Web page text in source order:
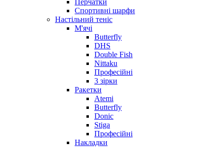
Перчатки
Спортивні шарфи
Настільний теніс
М'ячі
Butterfly
DHS
Double Fish
Nittaku
Професійні
3 зірки
Ракетки
Atemi
Butterfly
Donic
Stiga
Професійні
Накладки